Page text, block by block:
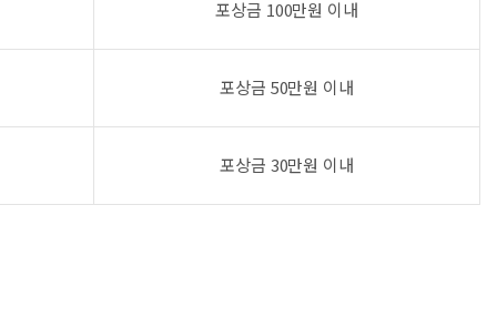
포상금 100만원 이내
포상금 50만원 이내
포상금 30만원 이내